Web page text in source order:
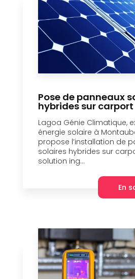
Pose de panneaux
hybrides sur carport
Lagoa Génie Climatique,
énergie solaire à
propose l’installation de
solaires hybrides sur
solution ing...
En